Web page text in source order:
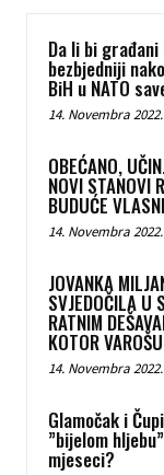
Da li bi
bezbjedniji
BiH u NATO
14. Novembra 2022.
OBEĆANO,
NOVI STANOVI
BUDUĆE
14. Novembra 2022.
JOVANKA
SVJEDOČILA U
RATNIM
KOTOR VAROŠU
14. Novembra 2022.
Glamočak i
”bijelom
mjeseci?